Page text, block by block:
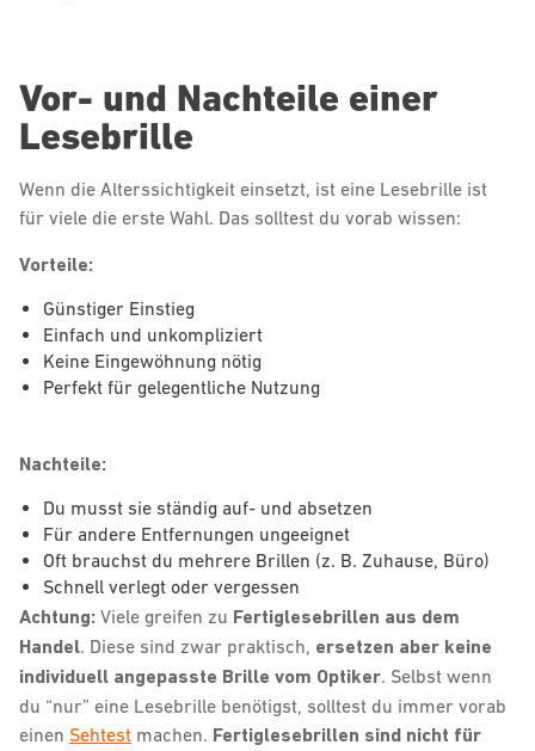
Vor- und Nachteile einer
Lesebrille
Wenn die Alterssichtigkeit einsetzt, ist eine Lesebrille ist
für viele die erste Wahl. Das solltest du vorab wissen:
Vorteile:
Günstiger Einstieg
Einfach und unkompliziert
Keine Eingewöhnung nötig
Perfekt für gelegentliche Nutzung
Nachteile:
Du musst sie ständig auf- und absetzen
Für andere Entfernungen ungeeignet
Oft brauchst du mehrere Brillen (z. B. Zuhause, Büro)
Schnell verlegt oder vergessen
Achtung: Viele greifen zu Fertiglesebrillen aus dem
Handel. Diese sind zwar praktisch, ersetzen aber keine
individuell angepasste Brille vom Optiker. Selbst wenn
du “nur” eine Lesebrille benötigst, solltest du immer vorab
einen Sehtest machen. Fertiglesebrillen sind nicht für